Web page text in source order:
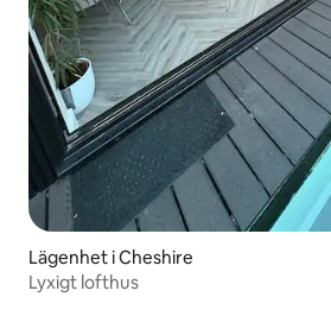
Lägenhet i Cheshire
Lyxigt lofthus